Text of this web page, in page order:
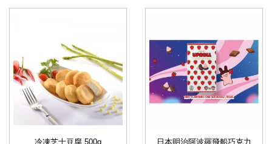
冷凍芝士豆腐 500g
日本明治阿波羅飛船巧克力